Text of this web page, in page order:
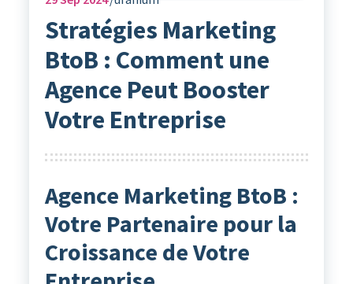
Stratégies Marketing
BtoB : Comment une
Agence Peut Booster
Votre Entreprise
Agence Marketing BtoB :
Votre Partenaire pour la
Croissance de Votre